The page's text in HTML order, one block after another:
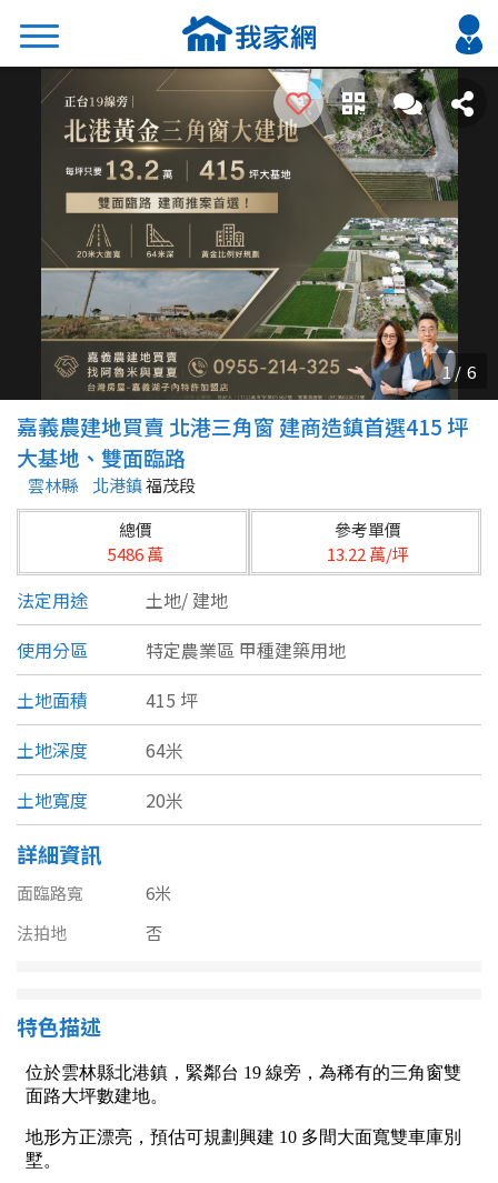
搜尋
熱門關鍵字
2026 台北降價好屋限量釋出
2026 新北降價好屋限量釋出
2026 台中降價好屋限量釋出
2026 台南降價好屋限量釋出
2026 高雄降價好屋限量釋出
縣市
不限
台北市
基隆市
新北市
宜蘭縣
桃園市
新竹市
新竹縣
台中市
嘉義市
嘉義縣
區域
類型(可複選)
不拘 公寓
別墅 透天厝
農舍
廠辦
不拘
20~30 坪 30~40 坪
40~50 坪 50~60 坪
嘉義農建地買賣 北港三角窗 建商造鎮首選415 坪
大基地、雙面臨路
雲林縣 北港鎮福茂段
總價
5486 萬
參考單價
13.22 萬/坪
法定用途 土地/ 建地
使用分區
特定農業區 甲種建築用地
土地面積
415 坪
土地深度
64米
土地寬度
20米
詳細資訊
面臨路寬
6米
法拍地
否
特色描述